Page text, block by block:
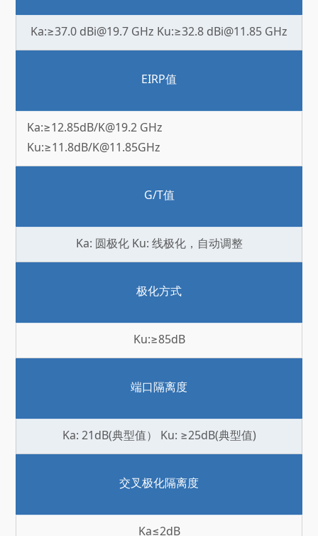
Ka:≥37.0 dBi@19.7 GHz Ku:≥32.8 dBi@11.85 GHz
EIRP值
Ka:≥12.85dB/K@19.2 GHz
Ku:≥11.8dB/K@11.85GHz
G/T值
Ka: 圆极化 Ku: 线极化，自动调整
极化方式
Ku:≥85dB
端口隔离度
Ka: 21dB(典型值） Ku: ≥25dB(典型值)
交叉极化隔离度
Ka≤2dB